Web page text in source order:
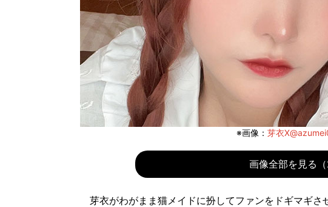
※画像： 芽衣
画像全部を見る（
芽衣がわがまま猫メイドに扮してファンをドギマギさ